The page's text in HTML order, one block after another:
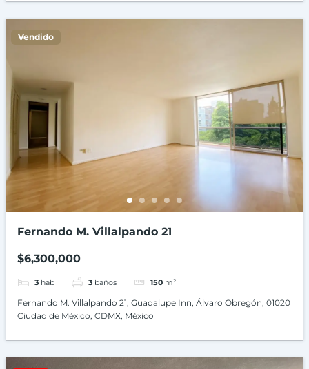
Vendido
Fernando M. Villalpando 21
$6,300,000
3 hab 3 baños 150 m²
Fernando M. Villalpando 21, Guadalupe Inn, Álvaro Obregón, 01020
Ciudad de México, CDMX, México